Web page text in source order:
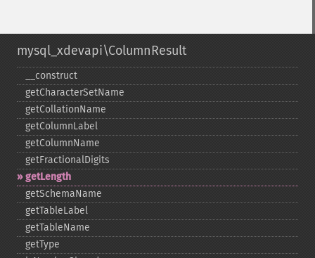
mysql_xdevapi\ColumnResult
_​_​construct
getCharacterSetName
getCollationName
getColumnLabel
getColumnName
getFractionalDigits
getLength
getSchemaName
getTableLabel
getTableName
getType